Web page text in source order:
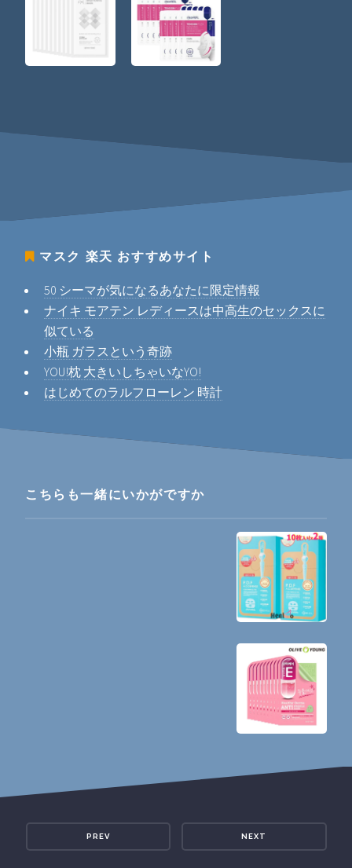
マスク 楽天 おすすめサイト
50 シーマが気になるあなたに限定情報
ナイキ モアテン レディースは中高生のセックスに
似ている
小瓶 ガラスという奇跡
YOU!枕 大きいしちゃいなYO!
はじめてのラルフローレン 時計
こちらも一緒にいかがですか
PREV NEXT